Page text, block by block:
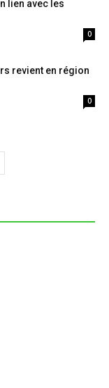
lien avec les
0
revient en région
0